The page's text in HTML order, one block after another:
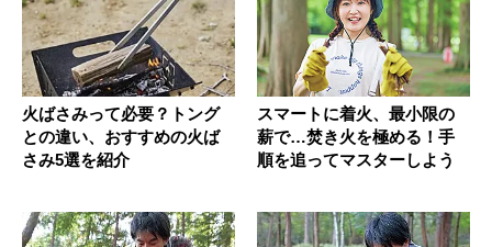
火ばさみって必要？トング
との違い、おすすめの火ば
さみ5選を紹介
スマートに着火、最小限の
薪で…焚き火を極める！手
順を追ってマスターしよう